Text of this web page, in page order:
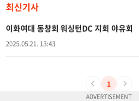
최신기사
이화여대 동창회 워싱턴DC 지회 야유회
2025.05.21. 13:43
1